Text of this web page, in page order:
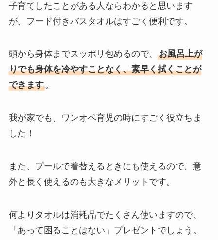
子育てしたことがある人ならわかると思います
が、フード付きバスタオルはすごく便利です。
頭から身体までスッポリ包めるので、 お風呂上が
りでも身体を冷やすことなく、素早く拭くことが
できます。
我が家でも、ワンオペ育児の時にすごく役立ちま
した！
また、プールで着替えるときにも使えるので、意
外と長く使えるのも大きなメリットです。
何よりタオルは消耗品でたくさん使いますので、
「あって困ることはない」プレゼントでしょう。